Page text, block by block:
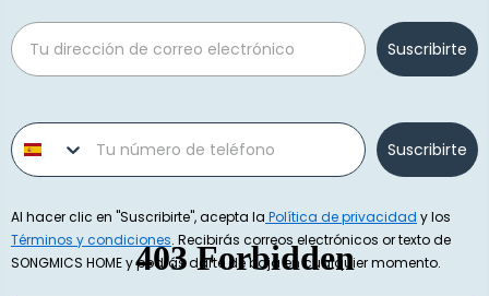
Email
Suscribirte
Phone number
Suscribirte
Al hacer clic en "Suscribirte", acepta la Política de privacidad y los
Términos y condiciones. Recibirás correos electrónicos or texto de
SONGMICS HOME y podrás darte de baja en cualquier momento.